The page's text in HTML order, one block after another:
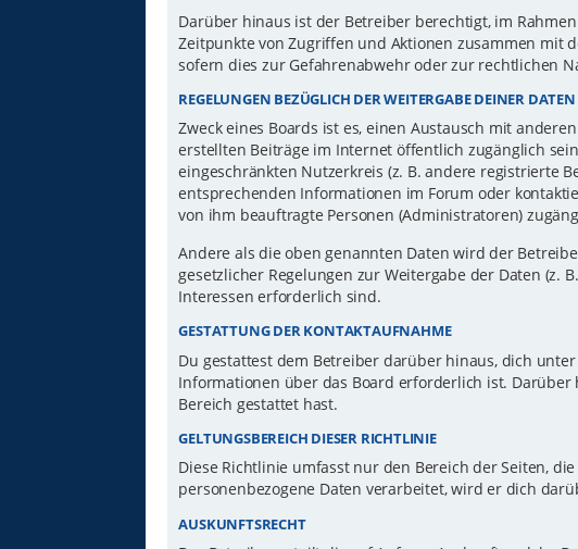
Darüber hinaus ist der Betreiber berechtigt, im
Zeitpunkte von Zugriffen und Aktionen zusammen mit
sofern dies zur Gefahrenabwehr oder zur rechtlichen
REGELUNGEN BEZÜGLICH DER WEITERGABE DEINER DATEN
Zweck eines Boards ist es, einen Austausch mit
erstellten Beiträge im Internet öffentlich zugänglich
eingeschränkten Nutzerkreis (z. B. andere registrierte
entsprechenden Informationen im Forum oder
von ihm beauftragte Personen (Administratoren)
Andere als die oben genannten Daten wird der
gesetzlicher Regelungen zur Weitergabe der Daten
Interessen erforderlich sind.
GESTATTUNG DER KONTAKTAUFNAHME
Du gestattest dem Betreiber darüber hinaus, dich
Informationen über das Board erforderlich ist.
Bereich gestattet hast.
GELTUNGSBEREICH DIESER RICHTLINIE
Diese Richtlinie umfasst nur den Bereich der Seiten,
personenbezogene Daten verarbeitet, wird er dich
AUSKUNFTSRECHT